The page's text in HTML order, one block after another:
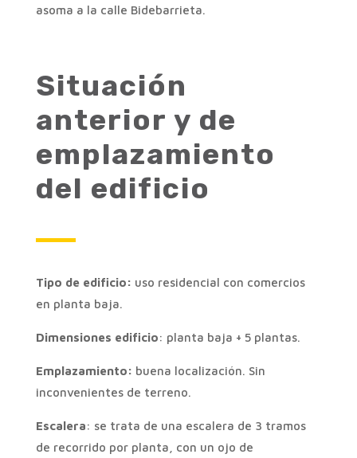
asoma a la calle Bidebarrieta.
Situación
anterior y de
emplazamiento
del edificio
Tipo de edificio: uso residencial con comercios
en planta baja.
Dimensiones edificio: planta baja + 5 plantas.
Emplazamiento: buena localización. Sin
inconvenientes de terreno.
Escalera: se trata de una escalera de 3 tramos
de recorrido por planta, con un ojo de